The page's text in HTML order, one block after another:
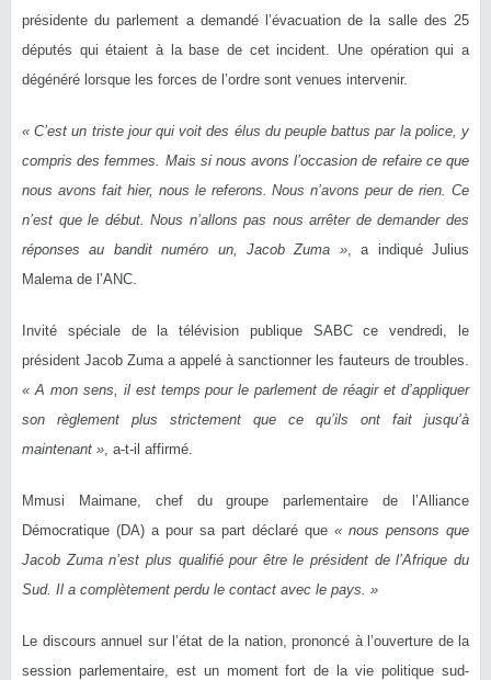
présidente du parlement a demandé l’évacuation de la salle des 25
députés qui étaient à la base de cet incident. Une opération qui a
dégénéré lorsque les forces de l’ordre sont venues intervenir.
« C’est un triste jour qui voit des élus du peuple battus par la police, y
compris des femmes. Mais si nous avons l’occasion de refaire ce que
nous avons fait hier, nous le referons. Nous n’avons peur de rien. Ce
n’est que le début. Nous n’allons pas nous arrêter de demander des
réponses au bandit numéro un, Jacob Zuma », a indiqué Julius
Malema de l’ANC.
Invité spéciale de la télévision publique SABC ce vendredi, le
président Jacob Zuma a appelé à sanctionner les fauteurs de troubles.
« A mon sens, il est temps pour le parlement de réagir et d’appliquer
son règlement plus strictement que ce qu’ils ont fait jusqu’à
maintenant », a-t-il affirmé.
Mmusi Maimane, chef du groupe parlementaire de l’Alliance
Démocratique (DA) a pour sa part déclaré que « nous pensons que
Jacob Zuma n’est plus qualifié pour être le président de l’Afrique du
Sud. Il a complètement perdu le contact avec le pays. »
Le discours annuel sur l’état de la nation, prononcé à l’ouverture de la
session parlementaire, est un moment fort de la vie politique sud-